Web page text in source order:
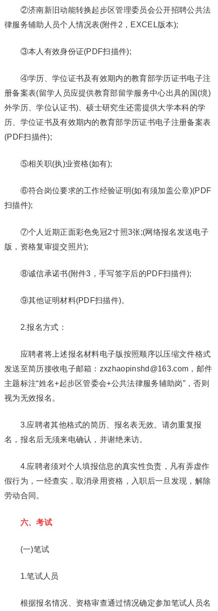
②济南新旧动能转换起步区管理委员会公开招聘公共法
律服务辅助人员个人情况表(附件2，EXCEL版本);
③本人有效身份证(PDF扫描件);
④学历、学位证书及有效期内的教育部学历证书电子注
册备案表(留学人员应提供教育部留学服务中心出具的国(境)
外学历、学位认证书)、硕士研究生还需提供大学本科的学
历、学位证书及有效期内的教育部学历证书电子注册备案表
(PDF扫描件);
⑤相关职(执)业资格(如有);
⑥符合岗位要求的工作经验证明(如有须加盖公章)(PDF
扫描件);
⑦个人近期正面彩色免冠2寸照3张;(网络报名发送电子
版，资格复审提交照片);
⑧诚信承诺书(附件3，手写签字后的PDF扫描件);
⑨其他证明材料(PDF扫描件)。
2.报名方式：
应聘者将上述报名材料电子版按照顺序以压缩文件格式
发送至简历接收电子邮箱：zxzhaopinshd@163.com，邮件
主题标注“姓名+起步区管委会+公共法律服务辅助岗”，否则
视为无效报名。
3.应聘者其他格式的简历、报名表无效。请勿重复报
名，报名后无须来电确认，并谢绝来访。
4.应聘者须对个人填报信息的真实性负责，凡有弄虚作
假行为，一经查实，取消录用资格，入职后一旦发现，解除
劳动合同。
六、考试
(一)笔试
1.笔试人员
根据报名情况、资格审查通过情况确定参加笔试人员名